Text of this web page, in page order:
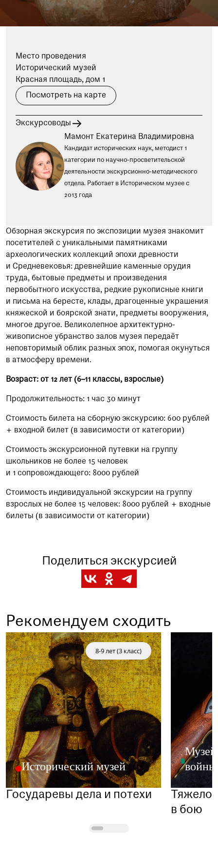
мнение поможет нам стать лучше!
Пройти опрос
+7 (495) 692-37-31
Или написав нам на почту
visitor@shm.ru
Обзорная экскурсия по экспозиции музея знакомит
посетителей с уникальными памятниками
археологических коллекций эпохи древности
и Средневековья: древнейшие каменные орудия
труда, бытовые предметы и произведения
первобытного искусства, редкие рукописные книги
и письма на бересте, клады, драгоценные украшения
княжеской и боярской знати, предметы вооружения,
многое другое. Великолепное архитектурно-
живописное убранство залов музея передаёт
неповторимый облик разных эпох, помогая окунуться
в атмосферу времени.
Возраст: от 12 лет (6–11 классы, взрослые)
Продолжительность: 1 час 30 минут
Стоимость билета на сборную экскурсию: 600 рублей
+ входной билет (в зависимости от категории)
Стоимость экскурсионной путевки на группу
школьников не более 15 человек
и 1 сопровождающего: 8000 рублей
Стоимость индивидуальной экскурсии на группу
взрослых не более 15 человек: 8000 рублей + входные
билеты (в зависимости от категории)
Место проведения
Исторический музей
Красная площадь, дом 1
Посмотреть на карте
Экскурсоводы
Мамонт Екатерина Владимировна
Кандидат исторических наук, методист 1
категории по научно-просветительской
деятельности экскурсионно-методического
отдела. Работает в Историческом музее с
2013 года
Поделиться экскурсией
Рекомендуем сходить
Исторический музей
8-9 лет (3 класс)
Государевы дела и потехи
Музей
войны
Тяжело
в бою